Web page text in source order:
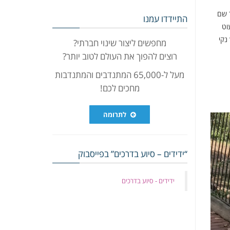
שם
התיידדו עמנו
מחפשים ליצור שינוי חברתי?
רוצים להפוך את העולם לטוב יותר?
מעל ל-65,000 המתנדבים והמתנדבות
מחכים לכם!
לתרומה
“ידידים – סיוע בדרכים” בפייסבוק
‏ידידים - סיוע בדרכים